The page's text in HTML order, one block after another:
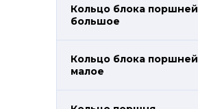
Кольцо блока поршней
большое
Кольцо блока поршней
малое